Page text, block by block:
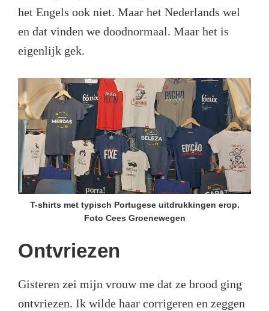
het Engels ook niet. Maar het Nederlands wel
en dat vinden we doodnormaal. Maar het is
eigenlijk gek.
T-shirts met typisch Portugese uitdrukkingen erop.
Foto Cees Groenewegen
Ontvriezen
Gisteren zei mijn vrouw me dat ze brood ging
ontvriezen. Ik wilde haar corrigeren en zeggen